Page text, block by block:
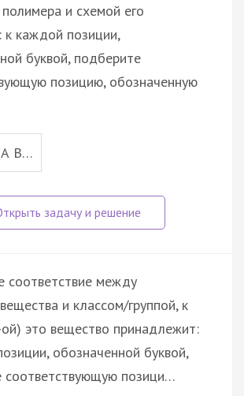
и схемой его
к каждой позиции,
буквой, подберите
позицию, обозначенную
В…
соответствие между
и классом/группой, к
это вещество принадлежит:
обозначенной буквой,
соответствующую позици…